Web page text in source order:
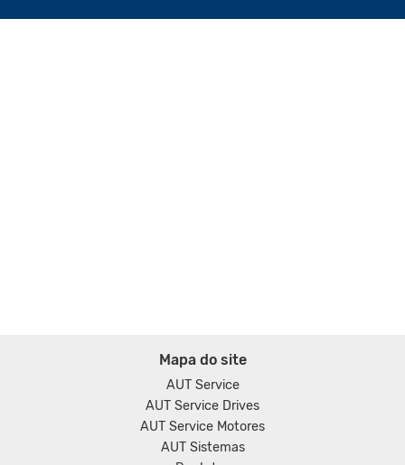
Mapa do site
AUT Service
AUT Service Drives
AUT Service Motores
AUT Sistemas